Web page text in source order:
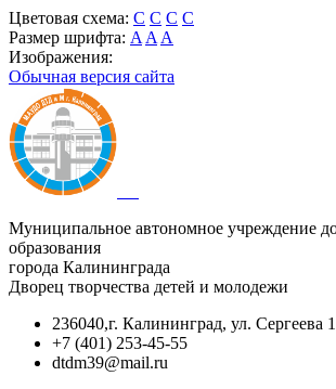
Цветовая схема: C C C C
Размер шрифта: A A A
Изображения:
Обычная версия сайта
Муниципальное автономное учреждение
образования
города Калининграда
Дворец творчества детей и молодежи
236040,г. Калининград, ул. Сергеева
+7 (401) 253-45-55
dtdm39@mail.ru